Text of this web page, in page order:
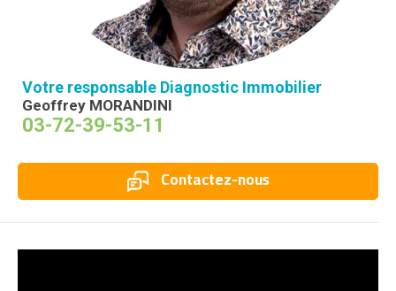
Votre responsable Diagnostic Immobilier
Geoffrey MORANDINI
03-72-39-53-11
Contactez-nous